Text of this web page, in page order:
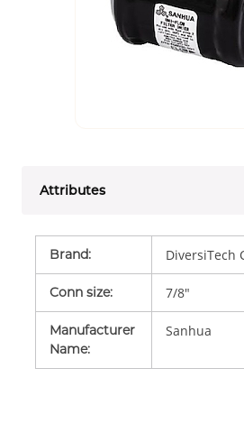
Attributes
Brand: DiversiTech
Conn size: 7/8"
Manufacturer
Name:
Sanhua